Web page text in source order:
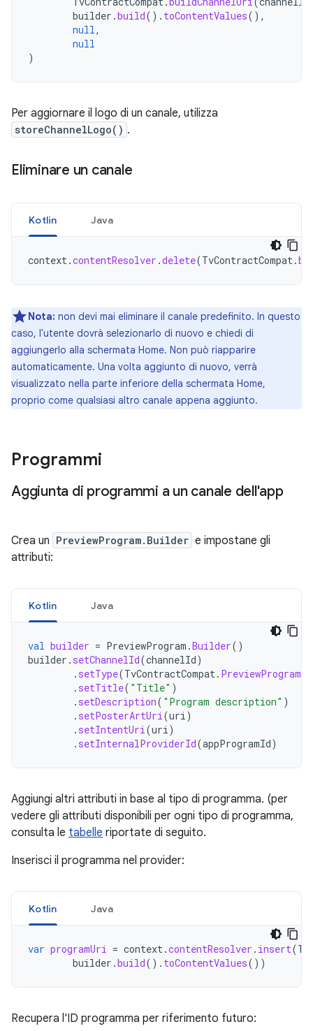
builder .build(). toContentValues(),
null,
null
)
Per aggiornare il logo di un canale, utilizza
storeChannelLogo() .
Eliminare un canale
Kotlin Java
context.contentResolver .delete(TvContractCompat.
Nota: non devi mai eliminare il canale predefinito. In questo
caso, l'utente dovrà selezionarlo di nuovo e chiedi di
aggiungerlo alla schermata Home. Non può riapparire
automaticamente. Una volta aggiunto di nuovo, verrà
visualizzato nella parte inferiore della schermata Home,
proprio come qualsiasi altro canale appena aggiunto.
Programmi
Aggiunta di programmi a un canale dell'app
Crea un PreviewProgram.Builder e impostane gli
attributi:
Kotlin Java
val builder = PreviewProgram .Builder()
builder . setChannelId(channelId)
. setType(TvContractCompat. PreviewPrograms
. setTitle( "Title" )
. setDescription( "Program description" )
. setPosterArtUri(uri)
. setIntentUri(uri)
. setInternalProviderId(appProgramId)
Aggiungi altri attributi in base al tipo di programma. (per
vedere gli attributi disponibili per ogni tipo di programma,
consulta le tabelle riportate di seguito.
Inserisci il programma nel provider:
Kotlin Java
var programUri = context.contentResolver . insert(
builder .build(). toContentValues())
Recupera l'ID programma per riferimento futuro: